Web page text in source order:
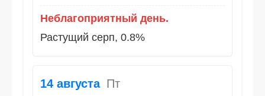
Неблагоприятный день.
Растущий серп, 0.8%
14 августа Пт